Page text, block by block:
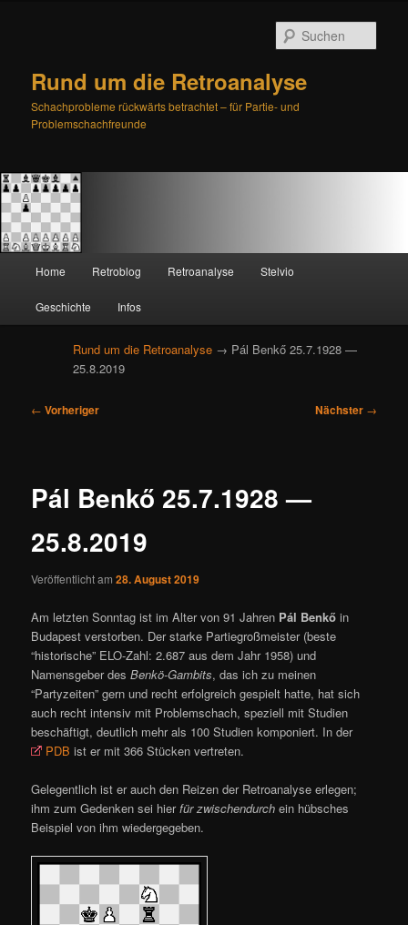
Rund um die Retroanalyse
Schachprobleme rückwärts betrachtet – für Partie- und
Problemschachfreunde
Zum
primären
Inhalt
Zum
sekundären
Inhalt
Home Retroblog Retroanalyse Stelvio
Geschichte Infos
Rund um die Retroanalyse → Pál Benkő 25.7.1928 —
25.8.2019
B
a
s
a
i
g
a
t
i
o
n
← Vorheriger Nächster →
Pál Benkő 25.7.1928 —
25.8.2019
Veröffentlicht am28. August 2019
Am letzten Sonntag ist im Alter von 91 Jahren Pál Benkő in
Budapest verstorben. Der starke Partiegroßmeister (beste
“historische” ELO-Zahl: 2.687 aus dem Jahr 1958) und
Namensgeber desBenkö-Gambits, das ich zu meinen
“Partyzeiten” gern und recht erfolgreich gespielt hatte, hat sich
auch recht intensiv mit Problemschach, speziell mit Studien
beschäftigt, deutlich mehr als 100 Studien komponiert. In der
PDB ist er mit 366 Stücken vertreten.
Gelegentlich ist er auch den Reizen der Retroanalyse erlegen;
ihm zum Gedenken sei hierfür zwischendurch ein hübsches
Beispiel von ihm wiedergegeben.